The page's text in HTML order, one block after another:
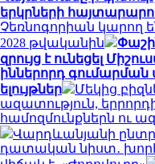
երկրների
Չեռնոգորիան կարող
2028 թվականին
զրույց է ունեցել
իններորդ
ելույթներ
Մեկից
ազատություն,
համոզմունքներն ու
Վարդևանյանի
դատական նիստ․